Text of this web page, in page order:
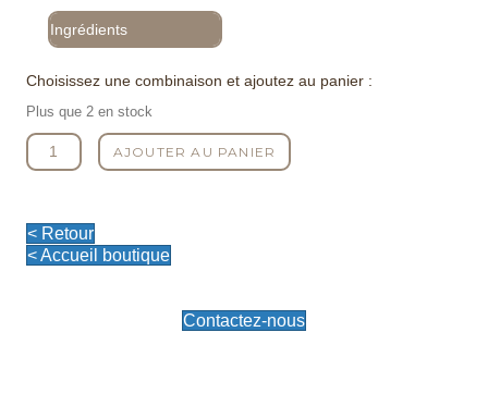
Ingrédients
Choisissez une combinaison et ajoutez au panier :
Plus que 2 en stock
quantité
de
Jardin
Pallanca
AJOUTER AU PANIER
< Retour
< Accueil boutique
Contactez-nous